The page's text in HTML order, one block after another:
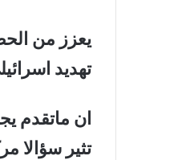
يعزز من
تهديد
ان ماتقدم
تثير سؤالا